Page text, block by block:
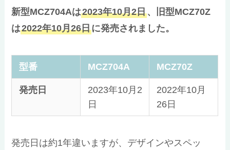
新型MCZ704Aは2023年10月2日、旧型MCZ70Z
は2022年10月26日に発売されました。
型番 MCZ704A MCZ70Z
発売日
2023年10月2
日
2022年10月
26日
発売日は約1年違いますが、デザインやスペッ